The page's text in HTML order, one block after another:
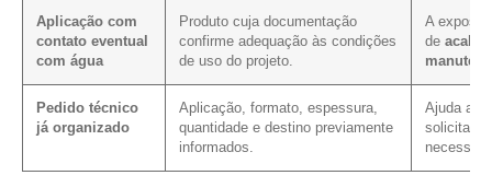
Aplicação com
contato eventual
com água
Produto cuja documentação
confirme adequação às condições
de uso do projeto.
A
de
Pedido técnico
já organizado
Aplicação, formato, espessura,
quantidade e destino previamente
informados.
Ajuda a